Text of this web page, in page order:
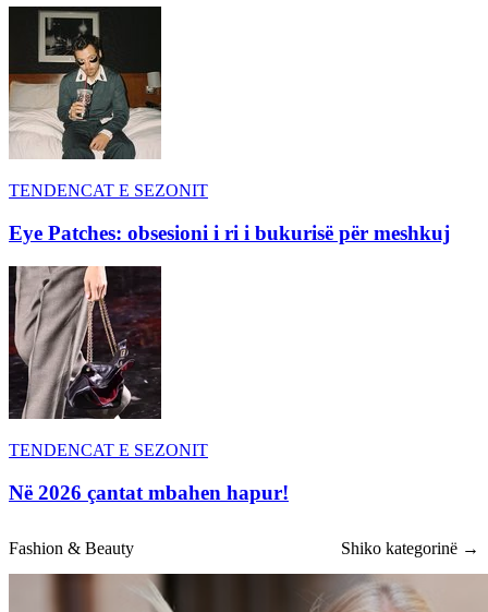
TENDENCAT E SEZONIT
Eye Patches: obsesioni i ri i bukurisë për meshkuj
TENDENCAT E SEZONIT
Në 2026 çantat mbahen hapur!
Fashion & Beauty Shiko kategorinë →